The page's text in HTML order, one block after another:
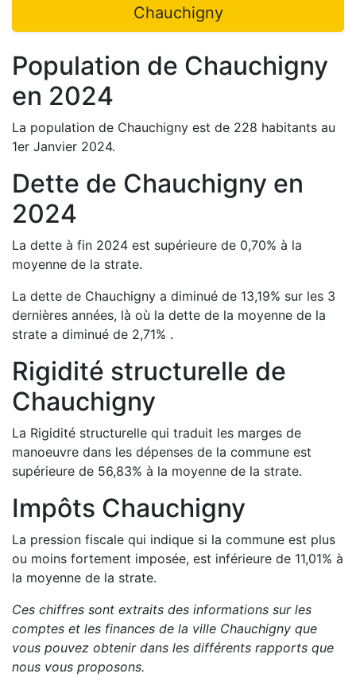
Chauchigny
Population de Chauchigny
en 2024
La population de Chauchigny est de 228 habitants au
1er Janvier 2024.
Dette de Chauchigny en
2024
La dette à fin 2024 est supérieure de 0,70% à la
moyenne de la strate.
La dette de Chauchigny a diminué de 13,19% sur les 3
dernières années, là où la dette de la moyenne de la
strate a diminué de 2,71% .
Rigidité structurelle de
Chauchigny
La Rigidité structurelle qui traduit les marges de
manoeuvre dans les dépenses de la commune est
supérieure de 56,83% à la moyenne de la strate.
Impôts Chauchigny
La pression fiscale qui indique si la commune est plus
ou moins fortement imposée, est inférieure de 11,01% à
la moyenne de la strate.
Ces chiffres sont extraits des informations sur les
comptes et les finances de la ville Chauchigny que
vous pouvez obtenir dans les différents rapports que
nous vous proposons.